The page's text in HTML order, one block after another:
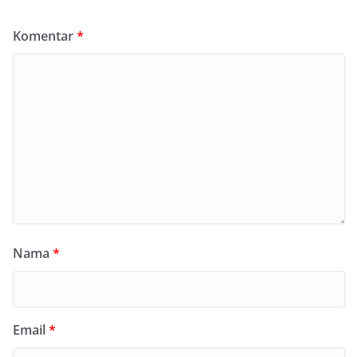
Komentar*
Nama *
Email*